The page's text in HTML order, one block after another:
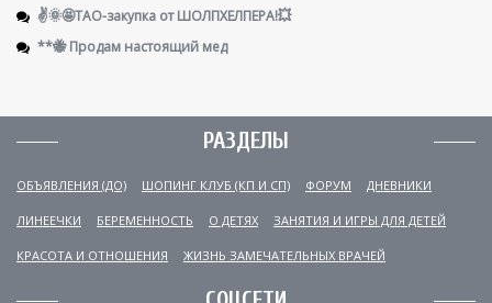
✌️🌞🤩ТАО-закупка от ШОЛПХЕЛПЕРА!💥
**🐝 Продам настоящий мед
РАЗДЕЛЫ
ОБЪЯВЛЕНИЯ (ДО) ШОПИНГ КЛУБ (КП И СП) ФОРУМ ДНЕВНИКИ
ЛИНЕЕЧКИ БЕРЕМЕННОСТЬ О ДЕТЯХ ЗАНЯТИЯ И ИГРЫ ДЛЯ ДЕТЕЙ
КРАСОТА И ОТНОШЕНИЯ ЖИЗНЬ ЗАМЕЧАТЕЛЬНЫХ ВРАЧЕЙ